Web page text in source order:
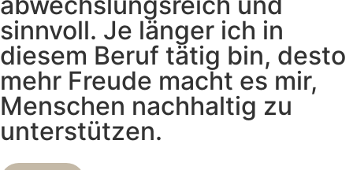
sinnvoll. Je länger ich in
diesem Beruf tätig bin, desto
mehr Freude macht es mir,
Menschen nachhaltig zu
unterstützen.